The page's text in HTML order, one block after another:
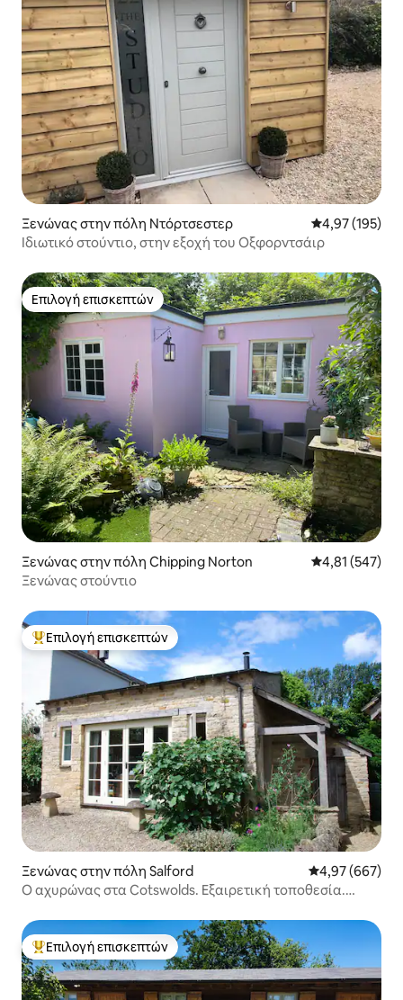
Ξενώνας στην πόλη Ντόρτσεστερ Μέση
4,97 (195)
Ιδιωτικό στούντιο, στην εξοχή του Οξφορντσάιρ
Επιλογή επισκεπτών
Επιλογή επισκεπτών
Ξενώνας στην πόλη Chipping Norton Μέση
4,81 (547)
Ξενώνας στούντιο
Κορυφαία επιλογή επισκεπτών
Επιλογή επισκεπτών
Ξενώνας στην πόλη Salford Μέση
4,97 (667)
Ο αχυρώνας στα Cotswolds. Εξαιρετική τοποθεσία.
Κορυφαία επιλογή επισκεπτών
Επιλογή επισκεπτών